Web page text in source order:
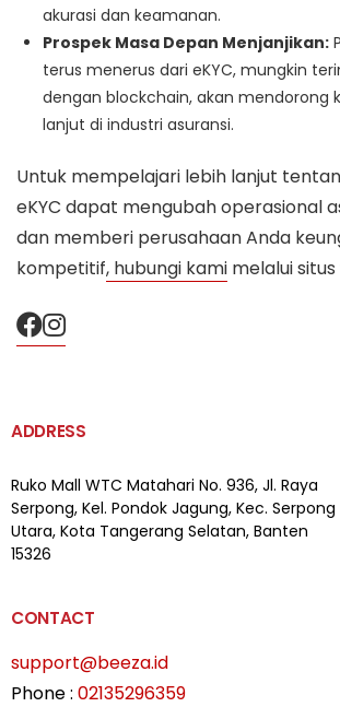
akurasi dan keamanan.
Prospek Masa Depan Menjanjikan:
terus menerus dari eKYC, mungkin
dengan blockchain, akan mendorong
lanjut di industri asuransi.
Untuk mempelajari lebih lanjut
eKYC dapat mengubah operasional
dan memberi perusahaan Anda
kompetitif, hubungi kami melalui
ADDRESS
Ruko Mall WTC Matahari No. 936, Jl. Raya
Serpong, Kel. Pondok Jagung, Kec. Serpong
Utara, Kota Tangerang Selatan, Banten
15326
CONTACT
support@beeza.id
Phone : 02135296359